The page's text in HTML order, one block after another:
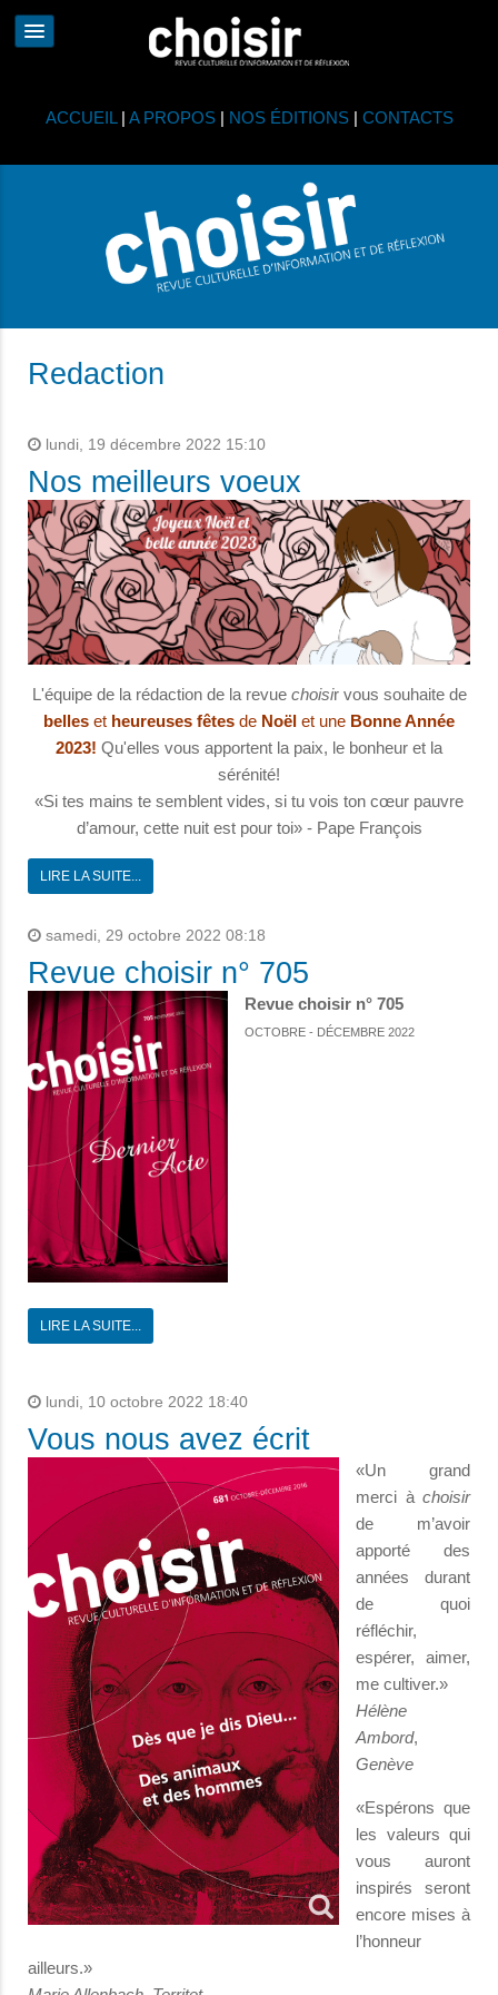
ACCUEIL | A PROPOS| NOS ÉDITIONS| CONTACTS
Redaction
lundi, 19 décembre 2022 15:10
Nos meilleurs voeux
L'équipe de la rédaction de la revue choisir vous souhaite de
belles et heureuses fêtes de Noël et une Bonne Année
2023! Qu'elles vous apportent la paix, le bonheur et la
sérénité!
«Si tes mains te semblent vides, si tu vois ton cœur pauvre
d’amour, cette nuit est pour toi» - Pape François
LIRE LA SUITE...
samedi, 29 octobre 2022 08:18
Revue choisir n° 705
Revue choisir n° 705
OCTOBRE - DÉCEMBRE 2022
LIRE LA SUITE...
lundi, 10 octobre 2022 18:40
Vous nous avez écrit
«Un grand
merci à choisir
de m’avoir
apporté des
années durant
de quoi
réfléchir,
espérer, aimer,
me cultiver.»
Hélène
Ambord,
Genève
«Espérons que
les valeurs qui
vous auront
inspirés seront
encore mises à
l’honneur
ailleurs.»